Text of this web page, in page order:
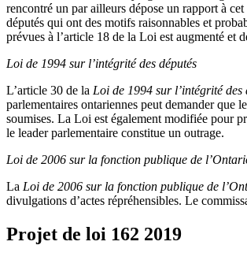
rencontré un par ailleurs dépose un rapport à
députés qui ont des motifs raisonnables et
prévues à l’article 18 de la Loi est augmenté et
Loi de 1994 sur l’intégrité des députés
L’article 30 de la Loi de 1994 sur l’intégrité des
parlementaires ontariennes peut demander que
soumises. La Loi est également modifiée pour
le leader parlementaire constitue un outrage.
Loi de 2006 sur la fonction publique de
La Loi de 2006 sur la fonction publique de
divulgations d’actes répréhensibles. Le
Projet de loi 162 2019